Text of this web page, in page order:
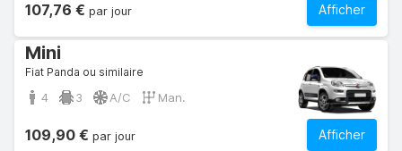
Afficher
107,76 € par jour
Mini
Fiat Panda ou similaire
4 3 A/C Man.
Afficher
109,90 € par jour